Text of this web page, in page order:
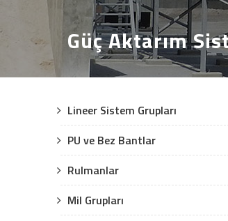
Güç Aktarım
Lineer Sistem Grupları
PU ve Bez Bantlar
Rulmanlar
Mil Grupları